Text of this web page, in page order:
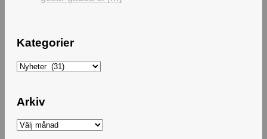
Kategorier
Kategorier
Arkiv
Arkiv